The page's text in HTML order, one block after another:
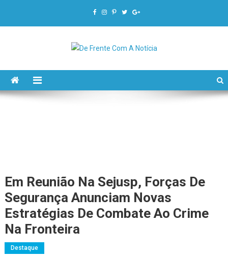
De Frente Com A Notícia
Em Reunião Na Sejusp, Forças De
Segurança Anunciam Novas
Estratégias De Combate Ao Crime
Na Fronteira
Destaque